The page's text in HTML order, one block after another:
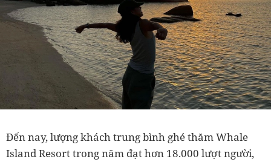
Đến nay, lượng khách trung bình ghé thăm Whale
Island Resort trong năm đạt hơn 18.000 lượt người,